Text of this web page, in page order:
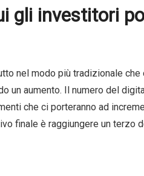
gli investitori
nel modo più tradizionale che
un aumento. Il numero del
che ci porteranno ad
finale è raggiungere un terzo